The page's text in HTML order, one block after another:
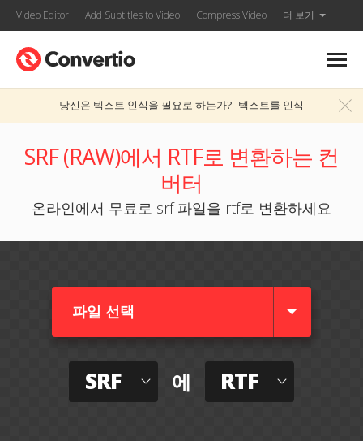
Video Editor Add Subtitles to Video Compress Video 더 보기
당신은 텍스트 인식을 필요로 하는가? 텍스트를 인식
SRF (RAW)에서 RTF로 변환하는 컨
버터
온라인에서 무료로 srf 파일을 rtf로 변환하세요
파일 선택
SRF 에 RTF